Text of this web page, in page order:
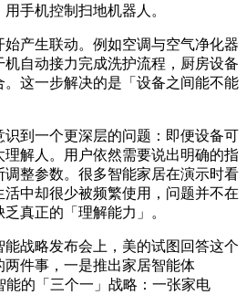
手机控制扫地机器人。
产生联动。例如空调与空气净化器
自动接力完成洗护流程，厨房设备
这一步解决的是「设备之间能不能
到一个更深层的问题：即便设备可
理解人。用户依然需要说出明确的指
整参数。很多智能家居在演示时看
中却很少被频繁使用，问题并不在
真正的「理解能力」。
战略发布会上，美的试图回答这个
件事，一是推出家居智能体
能的「三个一」战略：一张家电